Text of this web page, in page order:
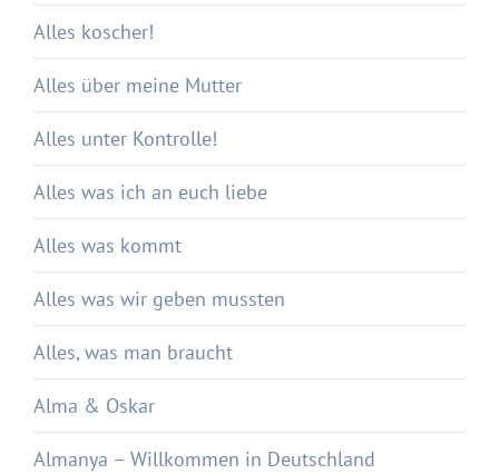
Alles koscher!
Alles über meine Mutter
Alles unter Kontrolle!
Alles was ich an euch liebe
Alles was kommt
Alles was wir geben mussten
Alles, was man braucht
Alma & Oskar
Almanya – Willkommen in Deutschland